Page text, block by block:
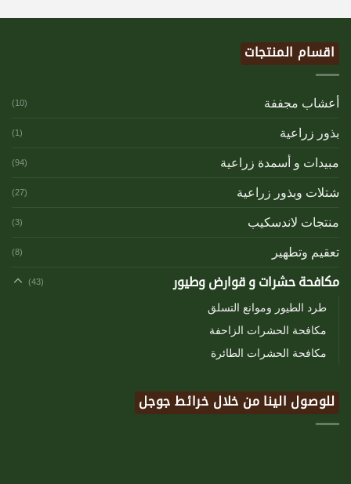
اقسام المنتجات
أعشاب مجففة (10)
بذور زراعية (1)
مبيدات و أسمدة زراعية (94)
شتلات وبذور زراعية (27)
منتجات لاندسكيب (3)
تعقيم وتطهير (8)
مكافحة حشرات و قوارض وطيور (43)
طرد الطيور وموانع التسلق
مكافحة الحشرات الزاحفة
مكافحة الحشرات الطائرة
للوصول الينا من خلال خرائط جوجل